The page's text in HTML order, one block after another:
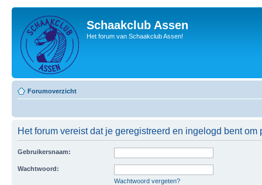
Schaakclub Assen
Het forum van Schaakclub Assen!
Forumoverzicht
Het forum vereist dat je geregistreerd en ingelogd bent om
Gebruikersnaam:
Wachtwoord:
Wachtwoord vergeten?